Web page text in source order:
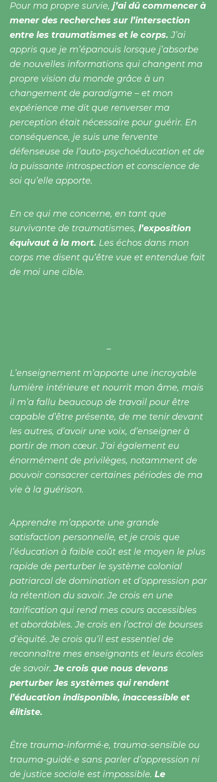
Pour ma propre survie, j’ai dû commencer à
mener des recherches sur l’intersection
entre les traumatismes et le corps. J’ai
appris que je m’épanouis lorsque j’absorbe
de nouvelles informations qui changent ma
propre vision du monde grâce à un
changement de paradigme – et mon
expérience me dit que renverser ma
perception était nécessaire pour guérir. En
conséquence, je suis une fervente
défenseuse de l’auto-psychoéducation et de
la puissante introspection et conscience de
soi qu’elle apporte.
En ce qui me concerne, en tant que
survivante de traumatismes, l’exposition
équivaut à la mort. Les échos dans mon
corps me disent qu’être vue et entendue fait
de moi une cible.
–
L’enseignement m’apporte une incroyable
lumière intérieure et nourrit mon âme, mais
il m’a fallu beaucoup de travail pour être
capable d’être présente, de me tenir devant
les autres, d’avoir une voix, d’enseigner à
partir de mon cœur. J’ai également eu
énormément de privilèges, notamment de
pouvoir consacrer certaines périodes de ma
vie à la guérison.
Apprendre m’apporte une grande
satisfaction personnelle, et je crois que
l’éducation à faible coût est le moyen le plus
rapide de perturber le système colonial
patriarcal de domination et d’oppression par
la rétention du savoir. Je crois en une
tarification qui rend mes cours accessibles
et abordables. Je crois en l’octroi de bourses
d’équité. Je crois qu’il est essentiel de
reconnaître mes enseignants et leurs écoles
de savoir.Je crois que nous devons
perturber les systèmes qui rendent
l’éducation indisponible, inaccessible et
élitiste.
Être trauma-informé·e, trauma-sensible ou
trauma-guidé·e sans parler d’oppression ni
de justice sociale est impossible. Le